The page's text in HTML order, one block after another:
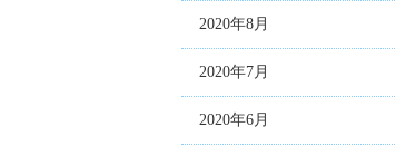
2020年8月
2020年7月
2020年6月